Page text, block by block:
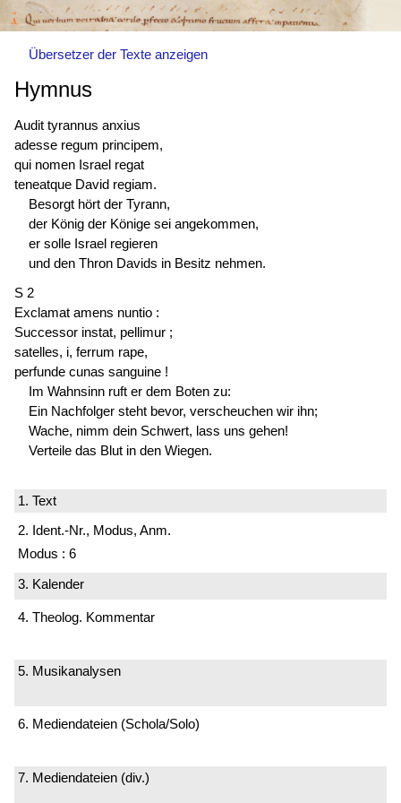
Übersetzer der Texte anzeigen
Hymnus
Audit tyrannus anxius
adesse regum principem,
qui nomen Israel regat
teneatque David regiam.
Besorgt hört der Tyrann,
der König der Könige sei angekommen,
er solle Israel regieren
und den Thron Davids in Besitz nehmen.
S 2
Exclamat amens nuntio :
Successor instat, pellimur ;
satelles, i, ferrum rape,
perfunde cunas sanguine !
Im Wahnsinn ruft er dem Boten zu:
Ein Nachfolger steht bevor, verscheuchen wir ihn;
Wache, nimm dein Schwert, lass uns gehen!
Verteile das Blut in den Wiegen.
1. Text
2. Ident.-Nr., Modus, Anm.
Modus : 6
3. Kalender
4. Theolog. Kommentar
5. Musikanalysen
6. Mediendateien (Schola/Solo)
7. Mediendateien (div.)